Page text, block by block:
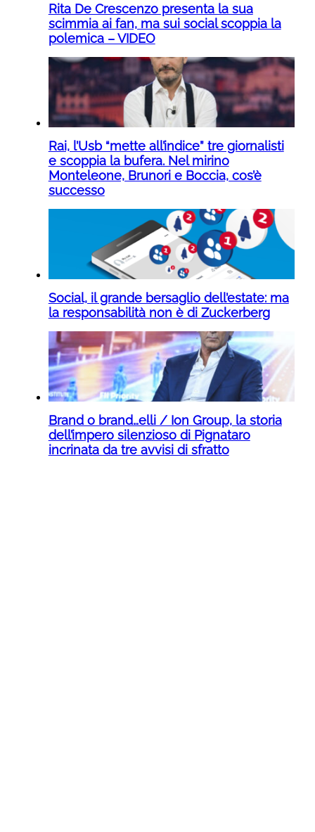
Rita De Crescenzo presenta la sua
scimmia ai fan, ma sui social scoppia la
polemica – VIDEO
Rai, l’Usb “mette all’indice” tre giornalisti
e scoppia la bufera. Nel mirino
Monteleone, Brunori e Boccia, cos’è
successo
Social, il grande bersaglio dell’estate: ma
la responsabilità non è di Zuckerberg
Brand o brand…elli / Ion Group, la storia
dell’impero silenzioso di Pignataro
incrinata da tre avvisi di sfratto